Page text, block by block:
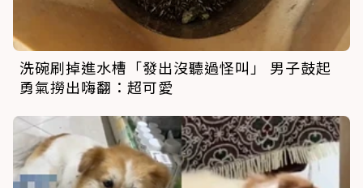
洗碗刷掉進水槽「發出沒聽過怪叫」 男子鼓起
勇氣撈出嗨翻：超可愛